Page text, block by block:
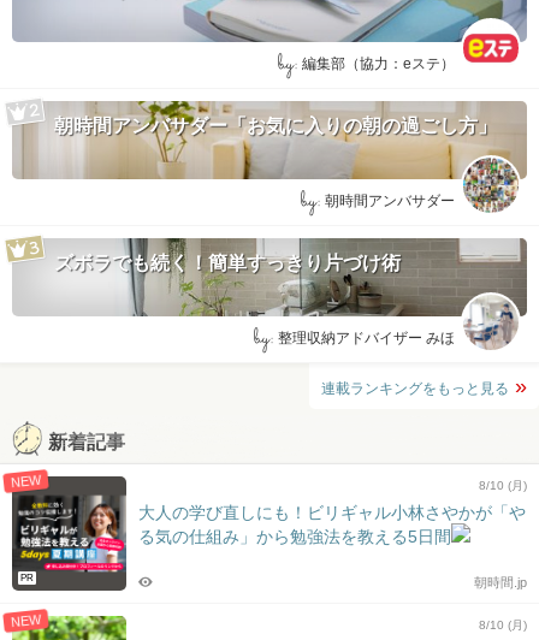
by: 編集部（協力：eステ）
朝時間アンバサダー「お気に入りの朝の過ごし方」
by: 朝時間アンバサダー
ズボラでも続く！簡単すっきり片づけ術
by: 整理収納アドバイザー みほ
連載ランキングをもっと見る
新着記事
NEW
PR
8/10 (月)
大人の学び直しにも！ビリギャル小林さやかが「や
る気の仕組み」から勉強法を教える5日間
朝時間.jp
NEW 8/10 (月)